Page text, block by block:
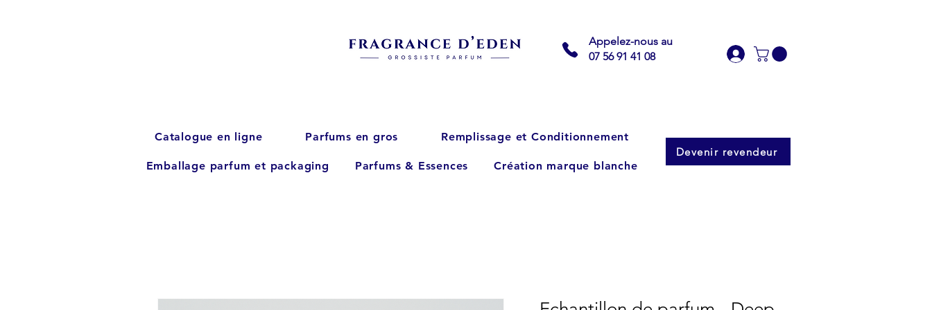
Appelez-nous au
07 56 91 41 08
Catalogue en ligne Parfums en gros Remplissage et Conditionnement
Emballage parfum et packaging Parfums & Essences Création marque blanche
Devenir revendeur